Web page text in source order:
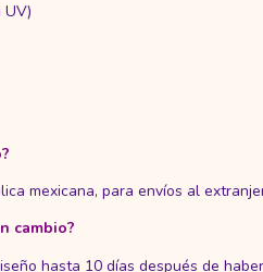
UV)
mexicana, para envíos al
cambio?
hasta 10 días después de